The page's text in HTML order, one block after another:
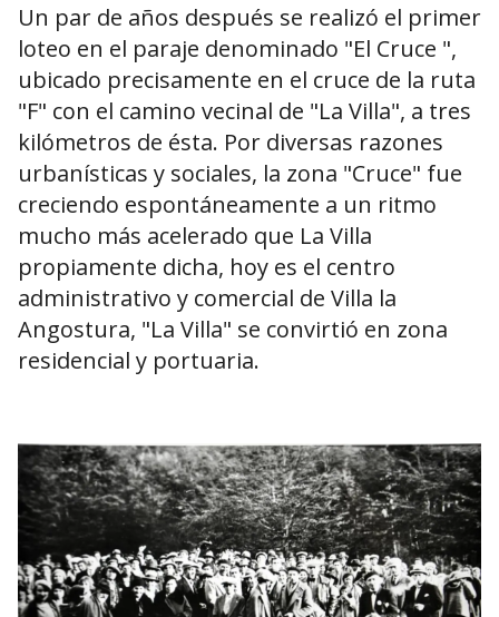
Un par de años después se realizó el primer
loteo en el paraje denominado "El Cruce ",
ubicado precisamente en el cruce de la ruta
"F" con el camino vecinal de "La Villa", a tres
kilómetros de ésta. Por diversas razones
urbanísticas y sociales, la zona "Cruce" fue
creciendo espontáneamente a un ritmo
mucho más acelerado que La Villa
propiamente dicha, hoy es el centro
administrativo y comercial de Villa la
Angostura, "La Villa" se convirtió en zona
residencial y portuaria.